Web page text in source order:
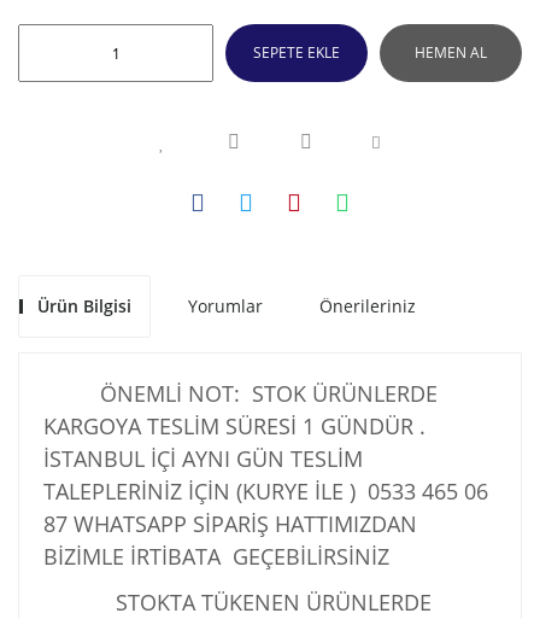
SEPETE EKLE HEMEN AL
Ürün Bilgisi Yorumlar Önerileriniz
ÖNEMLİ NOT: STOK ÜRÜNLERDE
KARGOYA TESLİM SÜRESİ 1 GÜNDÜR .
İSTANBUL İÇİ AYNI GÜN TESLİM
TALEPLERİNİZ İÇİN (KURYE İLE ) 0533 465 06
87 WHATSAPP SİPARİŞ HATTIMIZDAN
BİZİMLE İRTİBATA GEÇEBİLİRSİNİZ
STOKTA TÜKENEN ÜRÜNLERDE